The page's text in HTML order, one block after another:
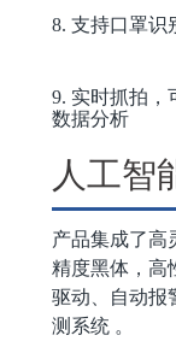
8.支持口罩识
9. 实时抓拍，
数据分析
人工智
产品集成了高
精度黑体，高
驱动、自动报
测系统 。